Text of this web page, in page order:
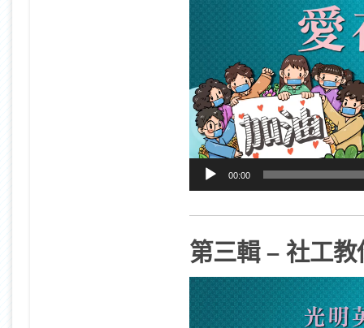
00:00
第三輯 – 社工
視
訊